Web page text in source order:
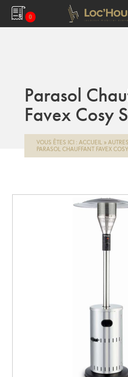
0
Parasol
Favex Cosy
VOUS ÊTES ICI : ACCUEIL »
PARASOL CHAUFFANT FAVEX